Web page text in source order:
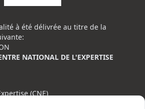
à été délivrée au titre de la
NATIONAL DE L'EXPERTISE
(CNE)
75008 Paris